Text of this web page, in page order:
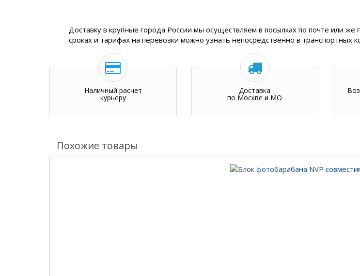
Доставку в крупные города России мы осуществляем в посылках по почте или
сроках и тарифах на перевозки можно узнать непосредственно в транспортных
Наличный расчет
курьеру
Доставка
по Москве и МО
Похожие товары